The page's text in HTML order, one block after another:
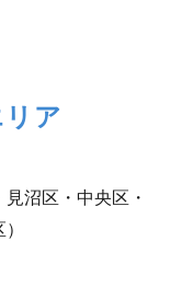
ア
沼区・中央区・